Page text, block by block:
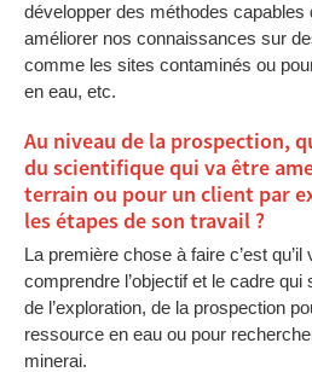
développer des méthodes
améliorer nos connaissances sur
comme les sites contaminés ou
en eau, etc.
Au niveau de la prospection,
du scientifique qui va être
terrain ou pour un client par
les étapes de son travail ?
La première chose à faire c’est qu’il
comprendre l’objectif et le cadre
de l’exploration, de la prospection
ressource en eau ou pour
minerai.